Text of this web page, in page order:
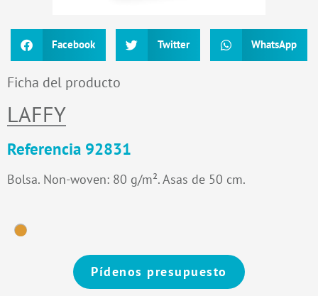
Facebook Twitter WhatsApp
Ficha del producto
LAFFY
Referencia 92831
Bolsa. Non-woven: 80 g/m². Asas de 50 cm.
Pídenos presupuesto